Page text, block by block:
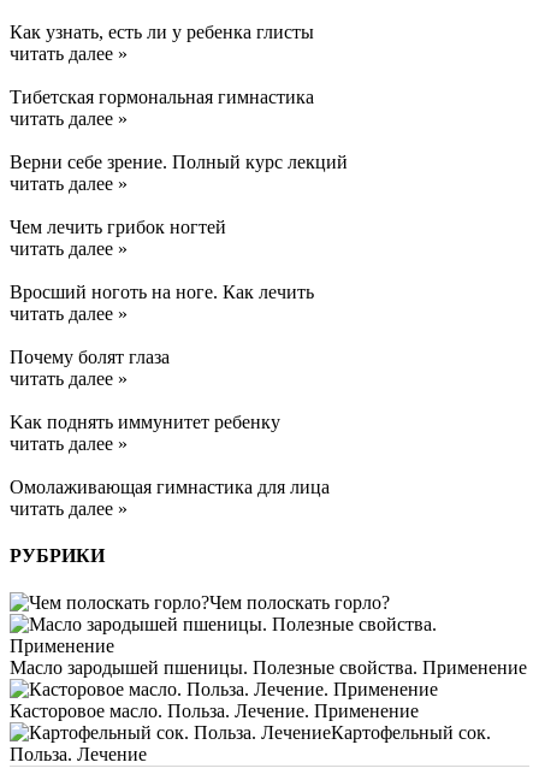
Как узнать, есть ли у ребенка глисты
читать далее »
Тибетская гормональная гимнастика
читать далее »
Верни себе зрение. Полный курс лекций
читать далее »
Чем лечить грибок ногтей
читать далее »
Вросший ноготь на ноге. Как лечить
читать далее »
Почему болят глаза
читать далее »
Kак поднять иммунитет ребенку
читать далее »
Омолаживающая гимнастика для лица
читать далее »
РУБРИКИ
Чем полоскать горло?
Масло зародышей пшеницы. Полезные свойства. Применение
Касторовое масло. Польза. Лечение. Применение
Картофельный сок.
Польза. Лечение